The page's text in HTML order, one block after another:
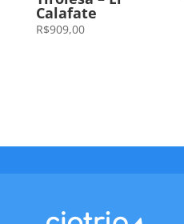
Calafate
R$909,00